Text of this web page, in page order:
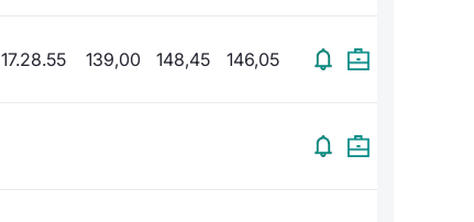
17.28.55 139,00 148,45 146,05